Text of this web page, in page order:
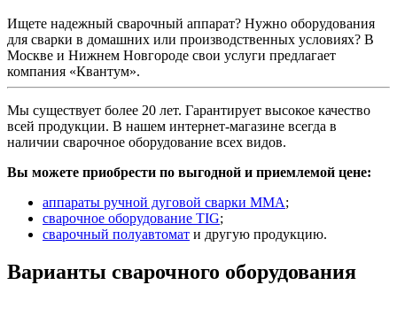
Ищете надежный сварочный аппарат? Нужно оборудования
для сварки в домашних или производственных условиях? В
Москве и Нижнем Новгороде свои услуги предлагает
компания «Квантум».
Мы существует более 20 лет. Гарантирует высокое качество
всей продукции. В нашем интернет-магазине всегда в
наличии сварочное оборудование всех видов.
Вы можете приобрести по выгодной и приемлемой цене:
аппараты ручной дуговой сварки ММА;
сварочное оборудование TIG;
сварочный полуавтомат и другую продукцию.
Варианты сварочного оборудования